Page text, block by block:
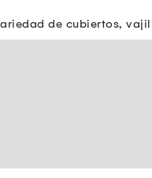
de cubiertos,